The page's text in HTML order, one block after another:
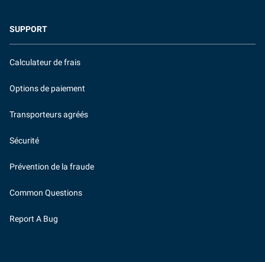
SUPPORT
Calculateur de frais
Options de paiement
Transporteurs agréés
Sécurité
Prévention de la fraude
Common Questions
Report A Bug